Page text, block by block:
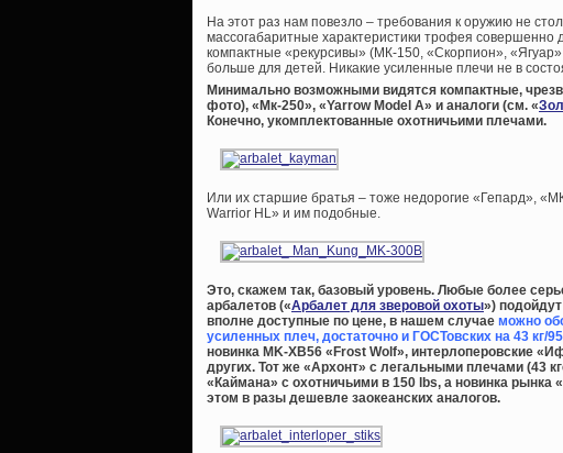
На этот раз нам повезло – требования к оружию не
массогабаритные характеристики трофея совершенно
компактные «рекурсивы» (МК-150, «Скорпион»,
больше для детей. Никакие усиленные плечи не в
Минимально возможными видятся компактные,
фото), «Мк-250», «Yarrow Model A» и аналоги (см. «
Конечно, укомплектованные охотничьими плечами.
Или их старшие братья – тоже недорогие «Гепард»,
Warrior HL» и им подобные.
Это, скажем так, базовый уровень. Любые более
арбалетов («Арбалет для зверовой охоты»)
вполне доступные по цене, в нашем случае можно
усиленных плеч, достаточно и ГОСТовских на 43 кг/
новинка MK-XB56 «Frost Wolf», интерлоперовские
других. Тот же «Архонт» с легальными плечами (43
«Каймана» с охотничьими в 150 lbs, а новинка рынка
этом в разы дешевле заокеанских аналогов.